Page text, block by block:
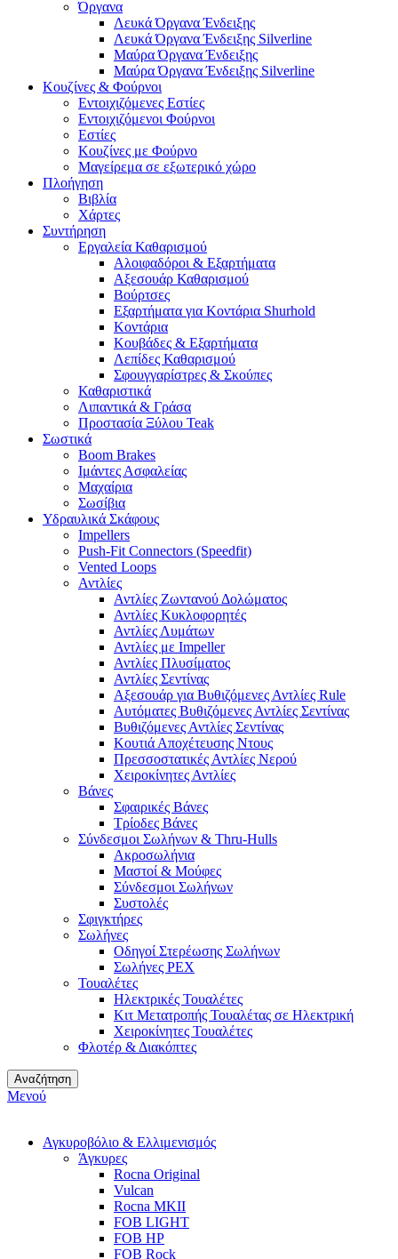
Όργανα
Λευκά Όργανα Ένδειξης
Λευκά Όργανα Ένδειξης Silverline
Μαύρα Όργανα Ένδειξης
Μαύρα Όργανα Ένδειξης Silverline
Κουζίνες & Φούρνοι
Εντοιχιζόμενες Εστίες
Εντοιχιζόμενοι Φούρνοι
Εστίες
Κουζίνες με Φούρνο
Μαγείρεμα σε εξωτερικό χώρο
Πλοήγηση
Βιβλία
Χάρτες
Συντήρηση
Εργαλεία Καθαρισμού
Αλοιφαδόροι & Εξαρτήματα
Αξεσουάρ Καθαρισμού
Βούρτσες
Εξαρτήματα για Κοντάρια Shurhold
Κοντάρια
Κουβάδες & Εξαρτήματα
Λεπίδες Καθαρισμού
Σφουγγαρίστρες & Σκούπες
Καθαριστικά
Λιπαντικά & Γράσα
Προστασία Ξύλου Teak
Σωστικά
Boom Brakes
Ιμάντες Ασφαλείας
Μαχαίρια
Σωσίβια
Υδραυλικά Σκάφους
Impellers
Push-Fit Connectors (Speedfit)
Vented Loops
Αντλίες
Αντλίες Ζωντανού Δολώματος
Αντλίες Κυκλοφορητές
Αντλίες Λυμάτων
Αντλίες με Impeller
Αντλίες Πλυσίματος
Αντλίες Σεντίνας
Αξεσουάρ για Βυθιζόμενες Αντλίες Rule
Αυτόματες Βυθιζόμενες Αντλίες Σεντίνας
Βυθιζόμενες Αντλίες Σεντίνας
Κουτιά Αποχέτευσης Ντους
Πρεσσοστατικές Αντλίες Νερού
Χειροκίνητες Αντλίες
Βάνες
Σφαιρικές Βάνες
Τρίοδες Βάνες
Σύνδεσμοι Σωλήνων & Thru-Hulls
Ακροσωλήνια
Μαστοί & Μούφες
Σύνδεσμοι Σωλήνων
Συστολές
Σφιγκτήρες
Σωλήνες
Οδηγοί Στερέωσης Σωλήνων
Σωλήνες PEX
Τουαλέτες
Ηλεκτρικές Τουαλέτες
Κιτ Μετατροπής Τουαλέτας σε Ηλεκτρική
Χειροκίνητες Τουαλέτες
Φλοτέρ & Διακόπτες
Αναζήτηση
Μενού
Αγκυροβόλιο & Ελλιμενισμός
Άγκυρες
Rocna Original
Vulcan
Rocna MKII
FOB LIGHT
FOB HP
FOB Rock